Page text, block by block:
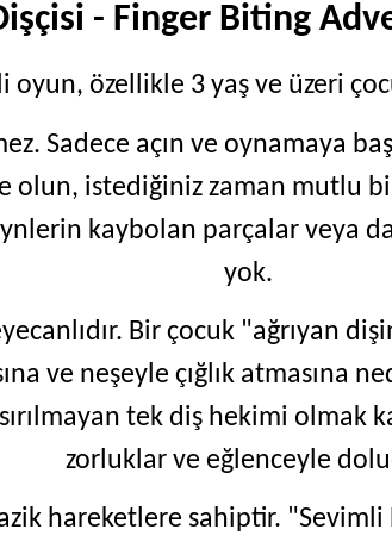
- Finger Biting
oyun, özellikle 3 yaş ve üzeri
Sadece açın ve oynamaya
olun, istediğiniz zaman mutlu
kaybolan parçalar veya
yok.
Bir çocuk "ağrıyan
ve neşeyle çığlık atmasına
Isırılmayan tek diş hekimi
zorluklar ve eğlenceyle
hareketlere sahiptir.